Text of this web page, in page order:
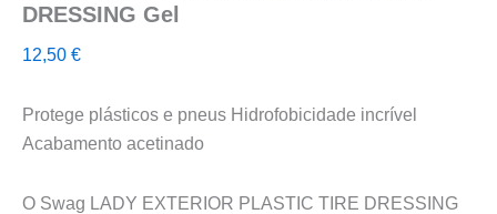
DRESSING Gel
12,50 €
Protege plásticos e pneus Hidrofobicidade incrível
Acabamento acetinado
O Swag LADY EXTERIOR PLASTIC TIRE DRESSING